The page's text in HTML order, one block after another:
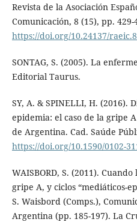
Revista de la Asociación
Comunicación, 8 (15), pp. 429-
https://doi.org/10.24137/
SONTAG, S. (2005). La
Editorial Taurus.
SY, A. & SPINELLI, H. (2016).
epidemia: el caso de la gripe
de Argentina. Cad. Saúde
https://doi.org/10.1590/0102-
WAISBORD, S. (2011).
gripe A, y ciclos “mediáticos-
S. Waisbord (Comps.),
Argentina (pp. 185-197). La